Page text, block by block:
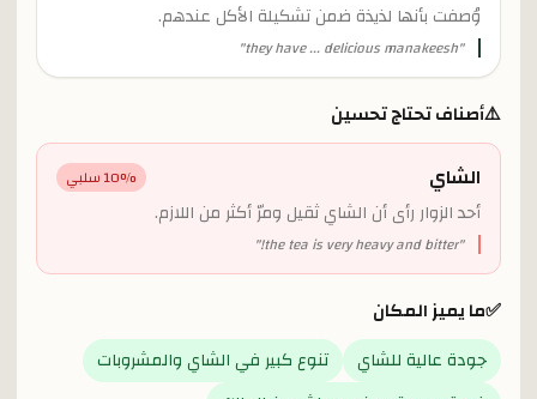
وُصفت بأنها لذيذة ضمن تشكيلة الأكل عندهم.
"
they have ... delicious manakeesh
"
⚠️أصناف تحتاج تحسين
الشاي 10% سلبي
أحد الزوار رأى أن الشاي ثقيل ومرّ أكثر من اللازم.
"
the tea is very heavy and bitter!
"
✅ما يميز المكان
جودة عالية للشاي
تنوع كبير في الشاي والمشروبات